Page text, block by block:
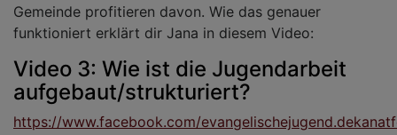
Gemeinde profitieren davon. Wie das genauer
funktioniert erklärt dir Jana in diesem Video:
Video 3: Wie ist die Jugendarbeit
aufgebaut/strukturiert?
https://www.facebook.com/